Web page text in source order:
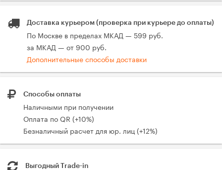
Доставка курьером (проверка при курьере до оплаты)
По Москве в пределах МКАД — 599 руб.
за МКАД — от 900 руб.
Дополнительные способы доставки
Способы оплаты
Наличными при получении
Оплата по QR (+10%)
Безналичный расчет для юр. лиц (+12%)
Выгодный Trade-in